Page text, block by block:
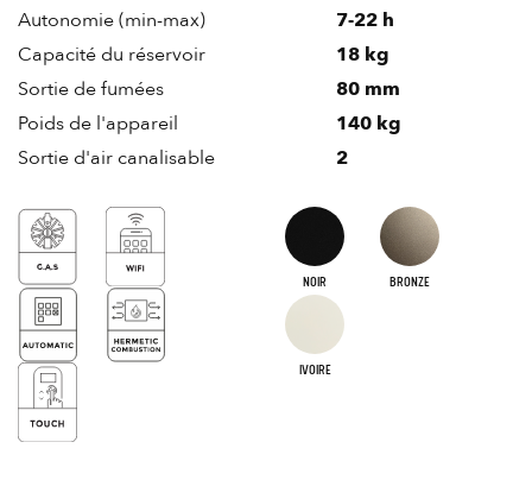
Autonomie (min-max)
7-22 h
Capacité du réservoir
18 kg
Sortie de fumées
80 mm
Poids de l'appareil
140 kg
Sortie d'air canalisable
2
NOIR BRONZE
IVOIRE